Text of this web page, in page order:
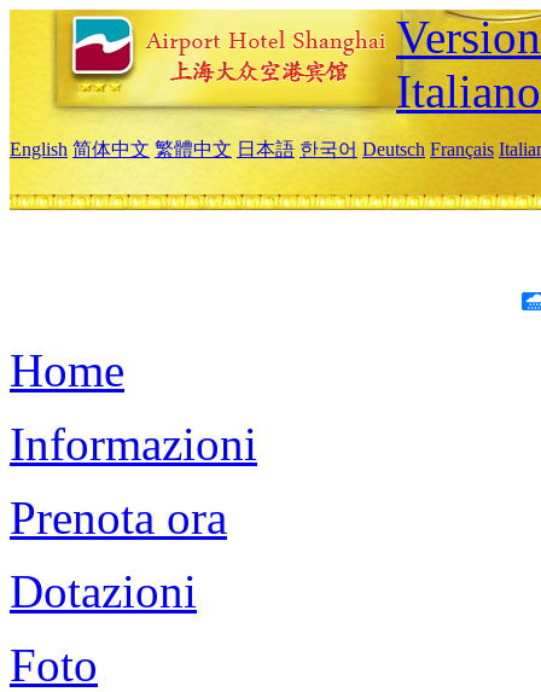
Italiano
English 简体中文 繁體中文 日本語 한국어 Deutsch Français
Home
Informazioni
Prenota ora
Dotazioni
Foto